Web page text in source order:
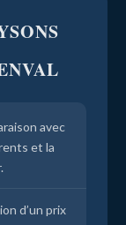
avec
et la
d’un prix